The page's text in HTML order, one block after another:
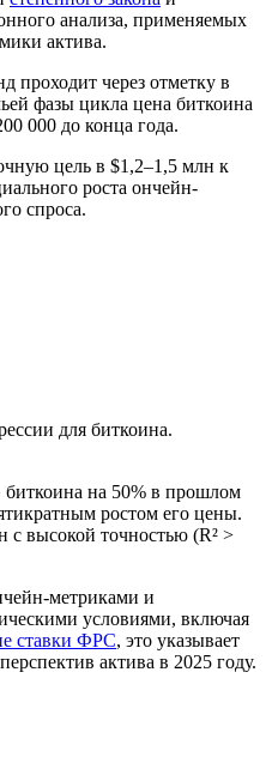
анализа, применяемых
актива.
проходит через отметку в
фазы цикла цена биткоина
000 до конца года.
цель в $1,2–1,5 млн к
роста ончейн-
спроса.
для биткоина.
биткоина на 50% в прошлом
ростом его цены.
с высокой точностью (R² >
метриками и
условиями, включая
ставки ФРС, это указывает
актива в 2025 году.